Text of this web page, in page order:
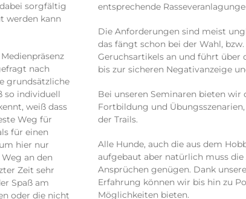
sorgfältig
werden kann
nach
grundsätzliche
so individuell
weiß dass
Weg für
für einen
hier nur
an den
Zeit sehr
Spaß am
oder die nicht
entsprechende
Die Anforderungen sind meist
das fängt schon bei der Wahl,
Geruchsartikels an und führt über
bis zur sicheren Negativanzeige
Bei unseren Seminaren bieten
Fortbildung und
der Trails.
Alle Hunde, auch die aus dem
aufgebaut aber natürlich muss
Ansprüchen genügen. Dank
Erfahrung können wir bis hin zu
Möglichkeiten bieten.